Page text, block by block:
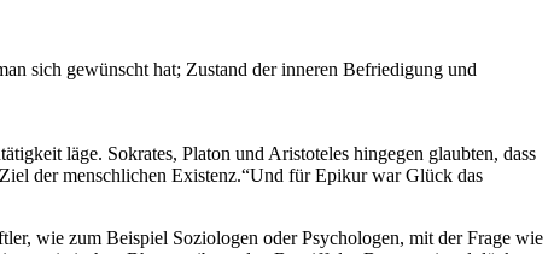
sich gewünscht hat; Zustand der inneren Befriedigung und
läge. Sokrates, Platon und Aristoteles hingegen glaubten, dass
der menschlichen Existenz.“Und für Epikur war Glück das
wie zum Beispiel Soziologen oder Psychologen, mit der Frage wie